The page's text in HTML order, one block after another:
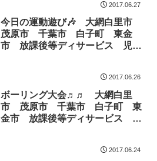
2017.06.27
今日の運動遊び🎶 大網白里市
茂原市 千葉市 白子町 東金
市 放課後等ディサービス 児童
2017.06.26
ボーリング大会♬♬ 大網白里
市 茂原市 千葉市 白子町 東
金市 放課後等ディサービス 児
2017.06.24